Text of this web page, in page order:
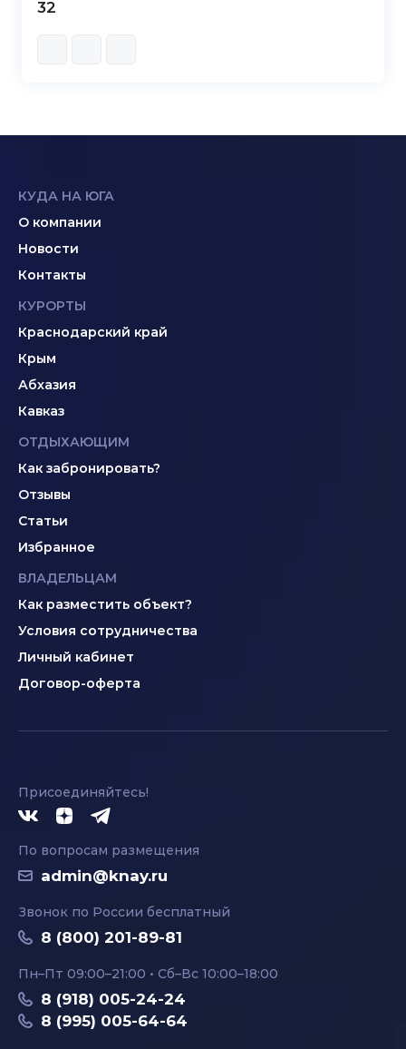
32
КУДА НА ЮГА
О компании
Новости
Контакты
КУРОРТЫ
Краснодарский край
Крым
Абхазия
Кавказ
ОТДЫХАЮЩИМ
Как забронировать?
Отзывы
Статьи
Избранное
ВЛАДЕЛЬЦАМ
Как разместить объект?
Условия сотрудничества
Личный кабинет
Договор-оферта
Присоединяйтесь!
По вопросам размещения
admin@knay.ru
Звонок по России бесплатный
8 (800) 201-89-81
Пн–Пт 09:00–21:00 • Сб–Вс 10:00–18:00
8 (918) 005-24-24
8 (995) 005-64-64